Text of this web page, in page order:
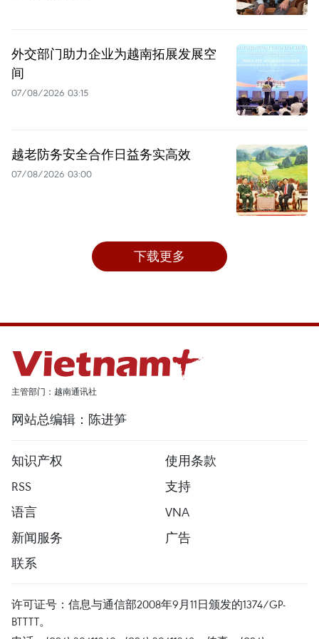
外交部门助力企业为越南拓展发展空
间
07/08/2026 03:15
越老防务安全合作日益务实高效
07/08/2026 03:00
下载更多
主管部门：越南通讯社
网站总编辑：陈进笋
知识产权
使用条款
RSS
支持
语言
VNA
新闻服务
广告
联系
许可证号：信息与通信部2008年9月11日颁发的1374/GP-
BTTTT。